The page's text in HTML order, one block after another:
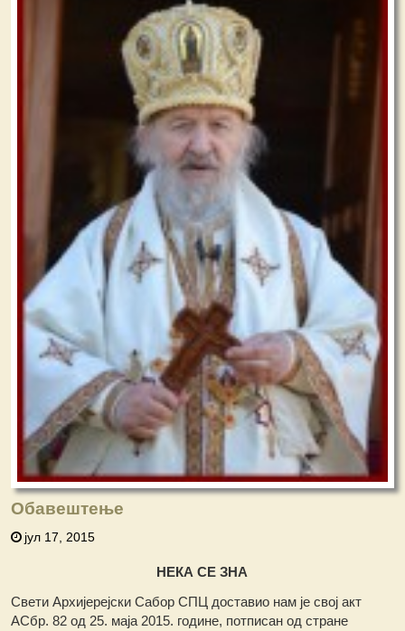
Обавештење
јул 17, 2015
НЕКА СЕ ЗНА
Свети Архијерејски Сабор СПЦ доставио нам је свој акт
АСбр. 82 од 25. маја 2015. године, потписан од стране